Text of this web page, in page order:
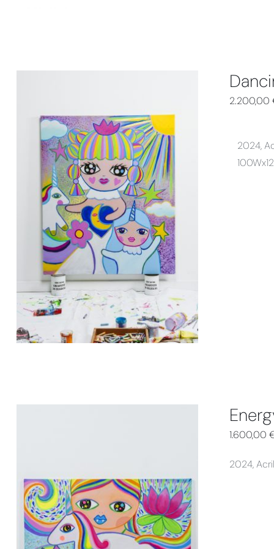
AGGIUNGI AL CARRELLO
/
DETTAGLI
2.200,00
2024,
AGGIUNGI AL CARRELLO
/
1.600,00
2024,